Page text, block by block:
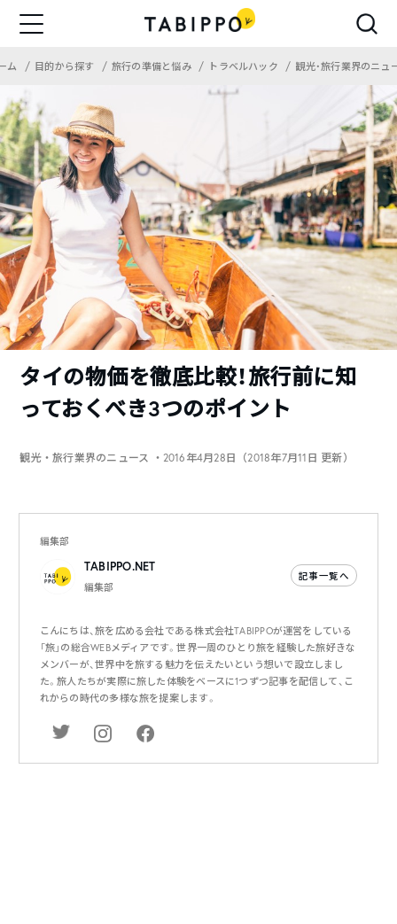
ム 目的から探す 旅行の準備と悩み トラベルハック 観光・旅行業界のニュ
タイの物価を徹底比較！旅行前に知
っておくべき3つのポイント
観光・旅行業界のニュース ・2016年4月28日（2018年7月11日 更新）
編集部
TABIPPO.NET
編集部
記事一覧へ
こんにちは、旅を広める会社である株式会社TABIPPOが運営をしている
「旅」の総合WEBメディアです。世界一周のひとり旅を経験した旅好きな
メンバーが、世界中を旅する魅力を伝えたいという想いで設立しまし
た。旅人たちが実際に旅した体験をベースに1つずつ記事を配信して、こ
れからの時代の多様な旅を提案します。